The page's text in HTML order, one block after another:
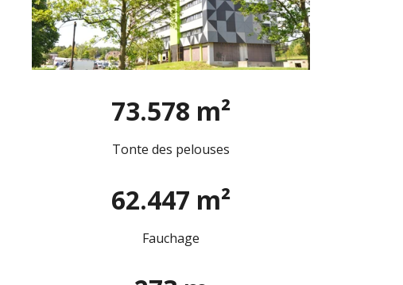
73.578 m²
Tonte des pelouses
62.447 m²
Fauchage